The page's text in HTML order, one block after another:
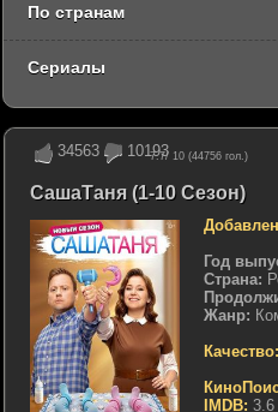
34563 10193
7.7/ 10 (44756 гол.)
СашаТаня (1-10 Сезон)
Год
Страна:
Жанр:
Качество:
IMDB: 3.6
По странам
Сериалы